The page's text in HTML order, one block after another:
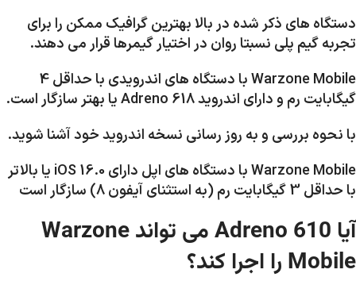
دستگاه های ذکر شده در بالا بهترین گرافیک ممکن را برای
تجربه گیم پلی نسبتا روان در اختیار گیمرها قرار می دهند.
Warzone Mobile با دستگاه های اندرویدی با حداقل 4
گیگابایت رم و دارای اندروید Adreno 618 یا بهتر سازگار است.
با نحوه بررسی و به روز رسانی نسخه اندروید خود آشنا شوید.
Warzone Mobile با دستگاه های اپل دارای iOS 16.0 یا بالاتر
با حداقل 3 گیگابایت رم (به استثنای آیفون 8) سازگار است
آیا Adreno 610 می تواند Warzone
Mobile را اجرا کند؟